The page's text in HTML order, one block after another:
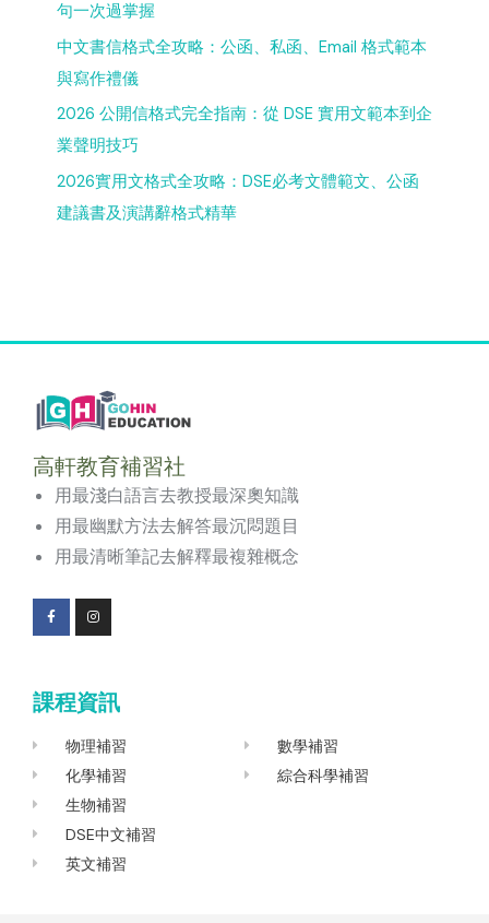
句一次過掌握
中文書信格式全攻略：公函、私函、Email 格式範本
與寫作禮儀
2026 公開信格式完全指南：從 DSE 實用文範本到企
業聲明技巧
2026實用文格式全攻略：DSE必考文體範文、公函
建議書及演講辭格式精華
高軒教育補習社
用最淺白語言去教授最深奧知識
用最幽默方法去解答最沉悶題目
用最清晰筆記去解釋最複雜概念
F
a
o
o
I
n
g
r
a
課程資訊
物理補習
化學補習
生物補習
DSE中文補習
英文補習
數學補習
綜合科學補習